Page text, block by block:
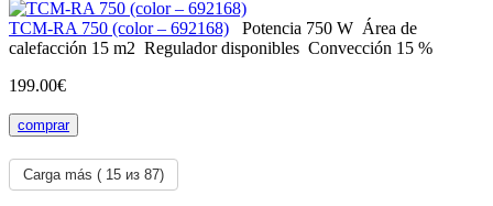
ТСМ-RA 750 (color – 692168) Potencia 750 W Área de
calefacción 15 m2 Regulador disponibles Convección 15 %
199.00€
comprar
Carga más ( 15 из 87)